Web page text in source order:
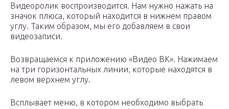
Видеоролик воспроизводится. Нам нужно нажать на
значок плюса, который находится в нижнем правом
углу. Таким образом, мы его добавляем в свои
видеозаписи.
Возвращаемся к приложению «Видео ВК». Нажимаем
на три горизонтальных линии, которые находятся в
левом верхнем углу.
Всплывает меню, в котором необходимо выбрать